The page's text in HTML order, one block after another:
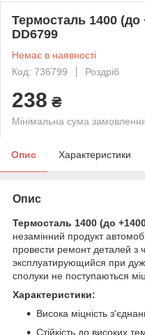
Термосталь 1400 (до
DD6799
Немає в наявності
Код: 736799
Роздріб
238 ₴
Мінімальна сума
Опис Характеристики
Опис
Термосталь 1400 (до
незамінний продукт
провести ремонт деталей з
эксплуатирующийся при
сполуки не поступаються
Характеристики:
Висока міцність
Стійкість до високих